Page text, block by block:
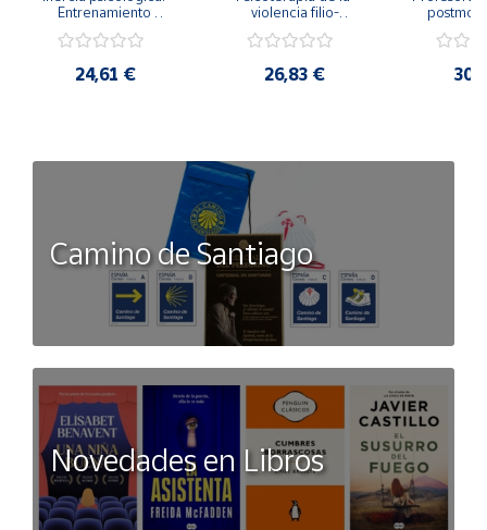
Entrenamiento
Igualdad de Género.
24,61 €
violencia filio-
secreto y la
26,83 €
Camino de Santiago
Novedades en Libros